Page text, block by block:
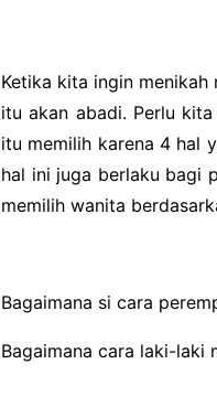
Ketika kita ingin
itu akan abadi. Perlu
itu memilih karena 4 hal
hal ini juga berlaku bagi
memilih wanita
Bagaimana si cara
Bagaimana cara laki-laki